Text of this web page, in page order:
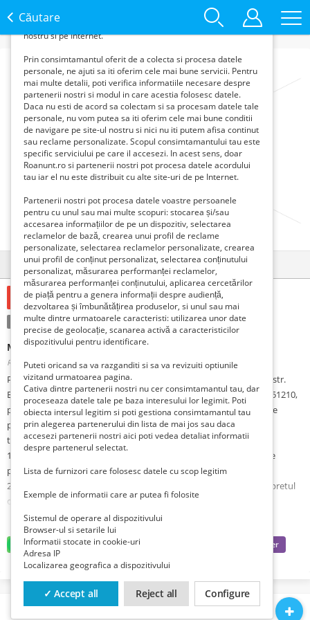
Căutare
Detalii Contact
98086 Euro €
Condiție: Folosit Tranzacţie:Vinde
Mijloace de transport – jud. Arad
Romania, Arad, Arad, Arad, Publicat 3 săptămâni în urmă
PIROS SECURITY FORCE SRL – in faliment, cu sediul in Mun. Arad, str.
Episcopiei, nr. 18, ap. 1, corp A, jud. Arad, J02/42/2012, CUI RO 29551210,
prin lichidator judiciar Consultant Insolventa SPRL, anunta licitatie
publica deschisa, cu strigare, pentru valorificarea mijloacelor de
transport:
1. Autoturism LADA 1500, nr. înmatriculare AR 04 FCH, la pretul de
pornire de 294.04 EUR + TVA;
2. Autoturism CHEVROLET KALOS, nr. înmatriculare AR 04 PIR, la pretul
de pornire de 706.26 EUR + TVA;
3. Autoturism DACIA DUSTER, nr. înmatriculare AR 06 PIR, la pretul de
pornire de 5,175.96 EUR + TVA;
4. Autoturism DAEWOO MATIZ, nr. înmatriculare AR 07 PIR, la pretul de
pornire de 294.04 EUR + TVA;
pornire de 1,176.16 EUR + TVA;
6. Autoturism RENAULT FLUENCE, nr. înmatriculare AR 13 PIR, la pretul
functie de interesele si nevoile tale. De asemenea, aceste
date sunt folosite pentru analizarea traffic-ului pe site-ul
nostru si pe Internet.
Prin consimtamantul oferit de a colecta si procesa datele
personale, ne ajuti sa iti oferim cele mai bune servicii. Pentru
mai multe detalii, poti verifica informatiile necesare despre
partenerii nostri si modul in care acestia folosesc datele.
Daca nu esti de acord sa colectam si sa procesam datele tale
personale, nu vom putea sa iti oferim cele mai bune conditii
de navigare pe site-ul nostru si nici nu iti putem afisa continut
sau reclame personalizate. Scopul consimtamantului tau este
specific serviciului pe care il accesezi. In acest sens, doar
Roanunt.ro si partenerii nostri pot procesa datele acordului
tau iar el nu este distribuit cu alte site-uri de pe Internet.
Partenerii nostri pot procesa datele voastre persoanele
pentru cu unul sau mai multe scopuri: stocarea și/sau
accesarea informațiilor de pe un dispozitiv, selectarea
reclamelor de bază, crearea unui profil de reclame
personalizate, selectarea reclamelor personalizate, crearea
unui profil de conținut personalizat, selectarea conținutului
personalizat, măsurarea performanței reclamelor,
măsurarea performanței conținutului, aplicarea cercetărilor
de piață pentru a genera informații despre audiență,
dezvoltarea și îmbunătățirea produselor, si unul sau mai
multe dintre urmatoarele caracteristi: utilizarea unor date
precise de geolocație, scanarea activă a caracteristicilor
dispozitivului pentru identificare.
Puteti oricand sa va razganditi si sa va revizuiti optiunile
vizitand urmatoarea pagina.
Cativa dintre partenerii nostri nu cer consimtamantul tau, dar
proceseaza datele tale pe baza interesului lor legimit. Poti
obiecta intersul legitim si poti gestiona consimtamantul tau
prin alegerea partenerului din lista de mai jos sau daca
accesezi partenerii nostri aici poti vedea detaliat informatii
despre partenerul selectat.
Lista de furnizori care folosesc datele cu scop legitim
Exemple de informatii care ar putea fi folosite
Sistemul de operare al dispozitivului
Browser-ul si setarile lui
Informatii stocate in cookie-uri
Adresa IP
Localizarea geografica a dispozitivului
✓ Accept all Reject all Configure